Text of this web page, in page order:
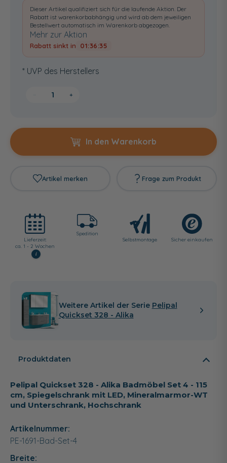
Dieser Artikel qualifiziert sich für die laufende Aktion. Der
Rabatt ist warenkorbabhängig und wird ab dem jeweiligen
Bestellwert automatisch im Warenkorb abgezogen.
Mehr zur Aktion
Rabatt sinkt in 01:36:34
* UVP des Herstellers
+
In den Warenkorb
Artikel merken Frage zum Produkt
Lieferzeit:
ca. 1 - 2 Wochen
i
Spedition
Selbst­montage
Sicher einkaufen
Weitere Artikel der Serie Pelipal
Quickset 328 - Alika
Produktdaten
Pelipal Quickset 328 - Alika Badmöbel Set 4 - 115
cm, Spiegelschrank mit LED, Mineralmarmor-WT
und Unterschrank, Hochschrank
Artikelnummer:
PE-1691-Bad-Set-4
Breite: